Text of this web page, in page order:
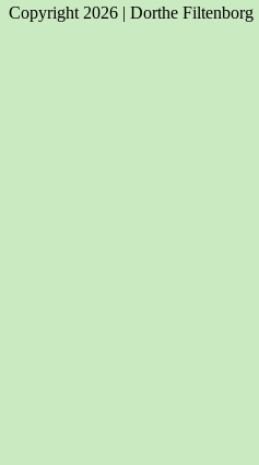
Copyright 2026 | Dorthe